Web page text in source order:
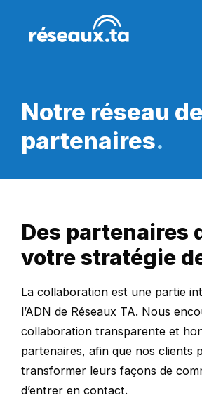
Notre réseau de
partenaires.
Des partenaires
votre stratégie
La collaboration est une partie
l’ADN de Réseaux TA. Nous
collaboration transparente et
partenaires, afin que nos clients
transformer leurs façons de
d’entrer en contact.